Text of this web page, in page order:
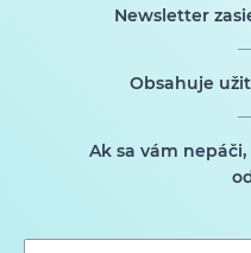
Newsletter
Obsahuje
Ak sa vám